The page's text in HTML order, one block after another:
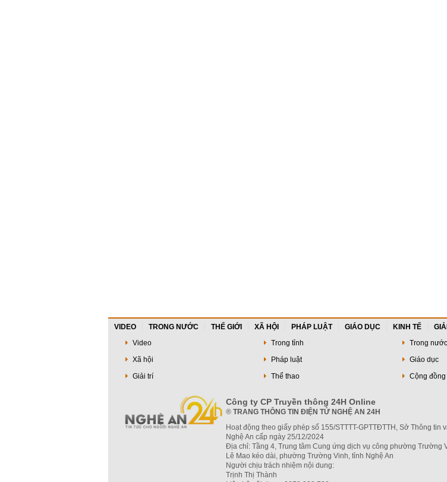
VIDEO TRONG NƯỚC THẾ GIỚI XÃ HỘI PHÁP LUẬT GIÁO DỤC KINH TẾ
Video
Trong tỉnh Trong nước
Xã hội
Pháp luật Giáo dục
Giải trí
Thể thao Cộng đồng
Công ty CP Truyền thông 24H Online
® TRANG THÔNG TIN ĐIỆN TỬ NGHỆ AN 24H
Hoạt động theo giấy phép số 155/STTTT-GPTTĐTTH, Sở Thông tin
Nghệ An cấp ngày 25/12/2024
Địa chỉ: Tầng 4, Trung tâm Cung ứng dịch vụ công phường Trường
Lê Mao kéo dài, phường Trường Vinh, tỉnh Nghệ An
Người chịu trách nhiệm nội dung:
Trịnh Thị Thành